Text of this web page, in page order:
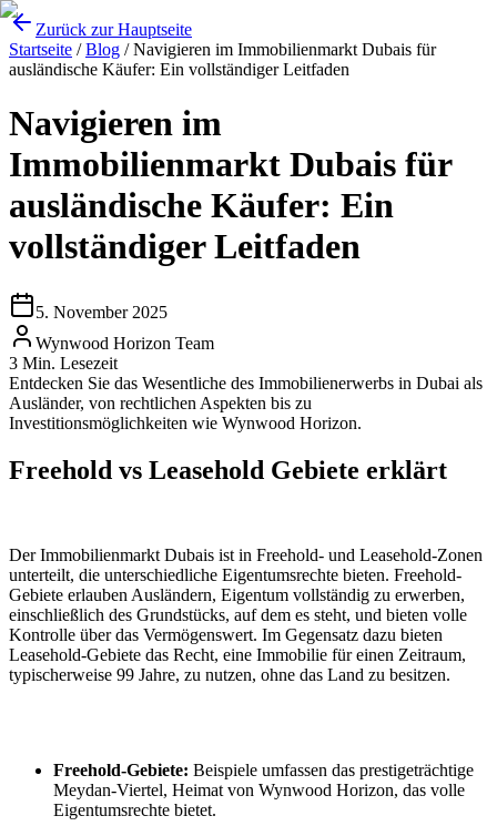
Zurück zur Hauptseite
Startseite /Blog /Navigieren im Immobilienmarkt Dubais für
ausländische Käufer: Ein vollständiger Leitfaden
Navigieren im
Immobilienmarkt Dubais für
ausländische Käufer: Ein
vollständiger Leitfaden
5. November 2025
Wynwood Horizon Team
3 Min. Lesezeit
Entdecken Sie das Wesentliche des Immobilienerwerbs in Dubai als
Ausländer, von rechtlichen Aspekten bis zu
Investitionsmöglichkeiten wie Wynwood Horizon.
Freehold vs Leasehold Gebiete erklärt
Der Immobilienmarkt Dubais ist in Freehold- und Leasehold-Zonen
unterteilt, die unterschiedliche Eigentumsrechte bieten. Freehold-
Gebiete erlauben Ausländern, Eigentum vollständig zu erwerben,
einschließlich des Grundstücks, auf dem es steht, und bieten volle
Kontrolle über das Vermögenswert. Im Gegensatz dazu bieten
Leasehold-Gebiete das Recht, eine Immobilie für einen Zeitraum,
typischerweise 99 Jahre, zu nutzen, ohne das Land zu besitzen.
Freehold-Gebiete: Beispiele umfassen das prestigeträchtige
Meydan-Viertel, Heimat von Wynwood Horizon, das volle
Eigentumsrechte bietet.